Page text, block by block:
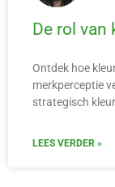
De rol van
Ontdek hoe
merkperceptie
strategisch
LEES VERDER »